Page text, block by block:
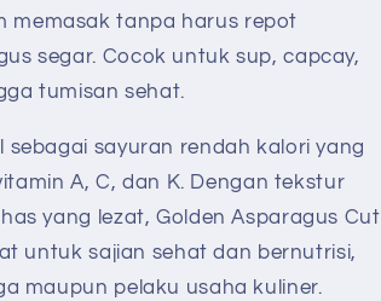
memasak tanpa harus repot
segar. Cocok untuk sup, capcay,
tumisan sehat.
sebagai sayuran rendah kalori yang
A, C, dan K. Dengan tekstur
yang lezat, Golden Asparagus Cut
untuk sajian sehat dan bernutrisi,
maupun pelaku usaha kuliner.